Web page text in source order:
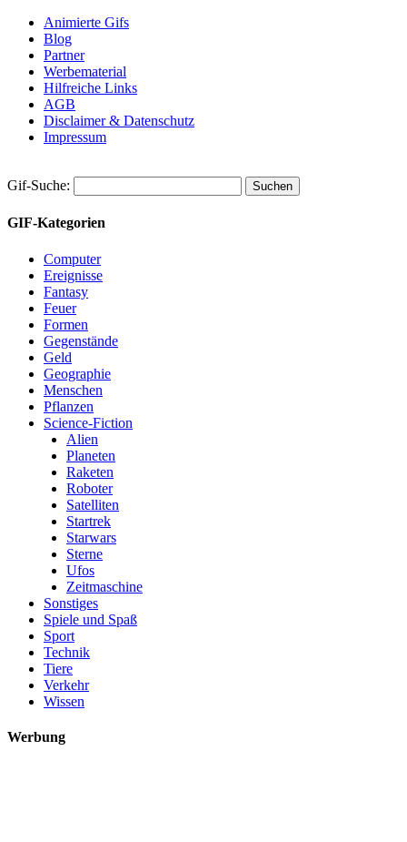
Animierte Gifs
Blog
Partner
Werbematerial
Hilfreiche Links
AGB
Disclaimer & Datenschutz
Impressum
Gif-Suche:
GIF-Kategorien
Computer
Ereignisse
Fantasy
Feuer
Formen
Gegenstände
Geld
Geographie
Menschen
Pflanzen
Science-Fiction
Alien
Planeten
Raketen
Roboter
Satelliten
Startrek
Starwars
Sterne
Ufos
Zeitmaschine
Sonstiges
Spiele und Spaß
Sport
Technik
Tiere
Verkehr
Wissen
Werbung